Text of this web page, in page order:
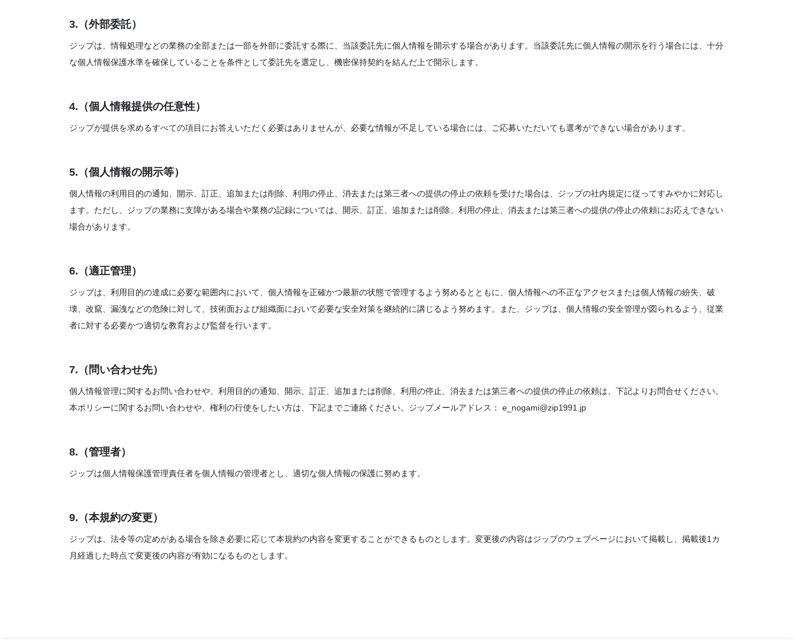
3.（外部委託）
ジップは、情報処理などの業務の全部または一部を外部に委託する際に、当該委託先に個人情報を開示する場合があります。当該委託先に個人情報の開示を行う場合には、十分
な個人情報保護水準を確保していることを条件として委託先を選定し、機密保持契約を結んだ上で開示します。
4.（個人情報提供の任意性）
ジップが提供を求めるすべての項目にお答えいただく必要はありませんが、必要な情報が不足している場合には、ご応募いただいても選考ができない場合があります。
5.（個人情報の開示等）
個人情報の利用目的の通知、開示、訂正、追加または削除、利用の停止、消去または第三者への提供の停止の依頼を受けた場合は、ジップの社内規定に従ってすみやかに対応し
ます。ただし、ジップの業務に支障がある場合や業務の記録については、開示、訂正、追加または削除、利用の停止、消去または第三者への提供の停止の依頼にお応えできない
場合があります。
6.（適正管理）
ジップは、利用目的の達成に必要な範囲内において、個人情報を正確かつ最新の状態で管理するよう努めるとともに、個人情報への不正なアクセスまたは個人情報の紛失、破
壊、改竄、漏洩などの危険に対して、技術面および組織面において必要な安全対策を継続的に講じるよう努めます。また、ジップは、個人情報の安全管理が図られるよう、従業
者に対する必要かつ適切な教育および監督を行います。
7.（問い合わせ先）
個人情報管理に関するお問い合わせや、利用目的の通知、開示、訂正、追加または削除、利用の停止、消去または第三者への提供の停止の依頼は、下記よりお問合せください。
本ポリシーに関するお問い合わせや、権利の行使をしたい方は、下記までご連絡ください。ジップメールアドレス： e_nogami@zip1991.jp
8.（管理者）
ジップは個人情報保護管理責任者を個人情報の管理者とし、適切な個人情報の保護に努めます。
9.（本規約の変更）
ジップは、法令等の定めがある場合を除き必要に応じて本規約の内容を変更することができるものとします。変更後の内容はジップのウェブページにおいて掲載し、掲載後1カ
月経過した時点で変更後の内容が有効になるものとします。